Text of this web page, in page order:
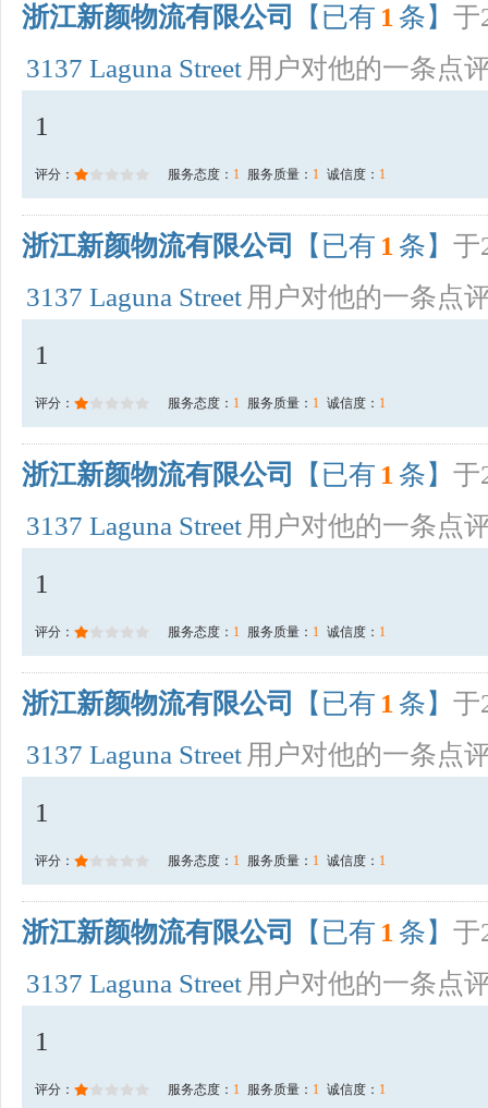
浙江新颜物流有限公司 【已有 1 条】 于
3137 Laguna Street 用户对他的一条点
1
评分： 服务态度： 1 服务质量： 1 诚信度： 1
浙江新颜物流有限公司 【已有 1 条】 于
3137 Laguna Street 用户对他的一条点
1
评分： 服务态度： 1 服务质量： 1 诚信度： 1
浙江新颜物流有限公司 【已有 1 条】 于
3137 Laguna Street 用户对他的一条点
1
评分： 服务态度： 1 服务质量： 1 诚信度： 1
浙江新颜物流有限公司 【已有 1 条】 于
3137 Laguna Street 用户对他的一条点
1
评分： 服务态度： 1 服务质量： 1 诚信度： 1
浙江新颜物流有限公司 【已有 1 条】 于
3137 Laguna Street 用户对他的一条点
1
评分： 服务态度： 1 服务质量： 1 诚信度： 1